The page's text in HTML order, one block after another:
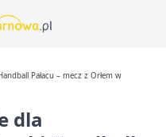
Pałacu – mecz z Orłem w
dla